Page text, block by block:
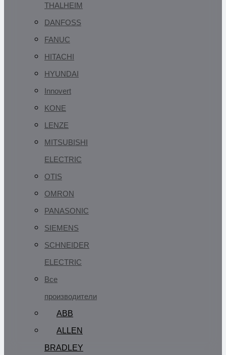
THALHEIM
DANFOSS
FANUC
HITACHI
HYUNDAI
Innovert
KONE
LENZE
MITSUBISHI
ELECTRIC
OTIS
OMRON
PANASONIC
SIEMENS
SCHNEIDER
ELECTRIC
Все
производители
ABB
ALLEN
BRADLEY